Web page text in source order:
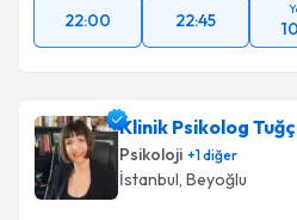
22:00 22:45
Klinik Psikolog
Psikoloji +1diğer
İstanbul, Beyoğlu